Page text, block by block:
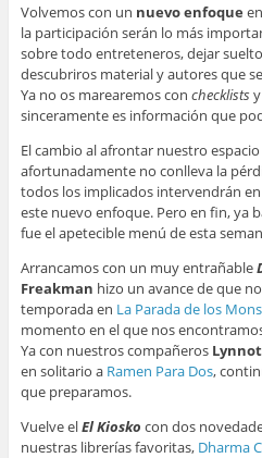
Volvemos con un nuevo enfoque
la participación serán lo más
sobre todo entreteneros, dejar
descubriros material y autores que
Ya no os marearemos con checklistsy
sinceramente es información que
El cambio al afrontar nuestro
afortunadamente no conlleva la
todos los implicados intervendrán
este nuevo enfoque. Pero en fin, ya
fue el apetecible menú de esta
Arrancamos con un muy entrañable
Freakman hizo un avance de que
temporada en La Parada de los
momento en el que nos
Ya con nuestros compañeros Lynnot
en solitario a Ramen Para Dos,
que preparamos.
Vuelve elEl Kiosko con dos
nuestras librerías favoritas, Dharma